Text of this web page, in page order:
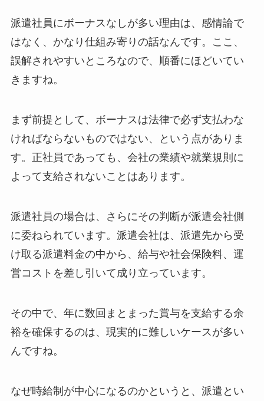
派遣社員にボーナスなしが多い理由は、感情論で
はなく、かなり仕組み寄りの話なんです。ここ、
誤解されやすいところなので、順番にほどいてい
きますね。
まず前提として、ボーナスは法律で必ず支払わな
ければならないものではない、という点がありま
す。正社員であっても、会社の業績や就業規則に
よって支給されないことはあります。
派遣社員の場合は、さらにその判断が派遣会社側
に委ねられています。派遣会社は、派遣先から受
け取る派遣料金の中から、給与や社会保険料、運
営コストを差し引いて成り立っています。
その中で、年に数回まとまった賞与を支給する余
裕を確保するのは、現実的に難しいケースが多い
んですね。
なぜ時給制が中心になるのかというと、派遣とい